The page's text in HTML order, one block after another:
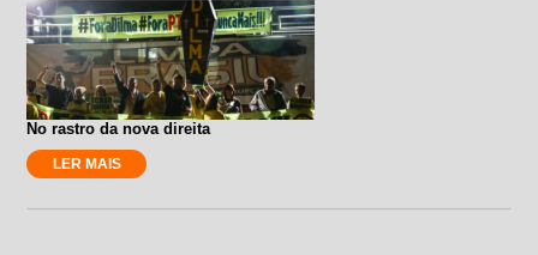
No rastro da nova direita
LER MAIS